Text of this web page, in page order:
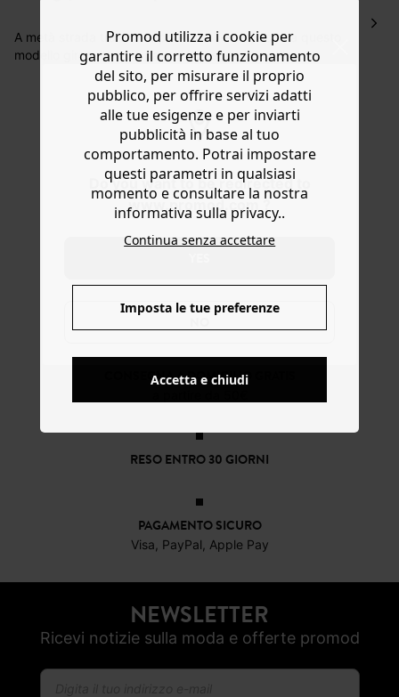
Do you want to be redirected to
www.promod.com ?
decorrere dalla data dell’avvenuta ricezione.
Aiuto
A metà strada tra una felpa e una T-shirt, abbina questo
modello girocollo a un paio di jeans per uno stile
streetwear o a un paio di shorts in tessuto felpato per un
look da aerobica in stile anni '80! Tessuto felpato
morbido e leggero, bouclé all'interno, linea dritta,
giromanica raglan, manica ad aletta, fondo dritto e
cuciture tono su tono. Contiene cotone riciclato.
CONSEGNA A DOMICILIO GRATIS
RESO ENTRO 30 GIORNI
PAGAMENTO SICURO
Visa, PayPal, Apple Pay
NEWSLETTER
Ricevi notizie sulla moda e offerte promod
Promod utilizza i cookie per
garantire il corretto funzionamento
del sito, per misurare il proprio
pubblico, per offrire servizi adatti
alle tue esigenze e per inviarti
pubblicità in base al tuo
comportamento. Potrai impostare
questi parametri in qualsiasi
momento e consultare la nostra
informativa sulla privacy..
Continua senza accettare
Imposta le tue preferenze
Accetta e chiudi